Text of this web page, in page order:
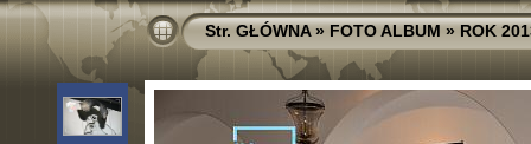
Str. GŁÓWNA»FOTO ALBUM»ROK